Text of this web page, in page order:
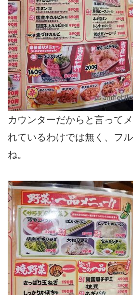
カウンターだからと言って
れているわけでは無く、フ
ね。